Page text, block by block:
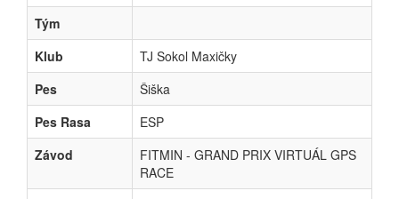
Tým
Klub
TJ Sokol Maxičky
Pes
Šiška
Pes Rasa
ESP
Závod
FITMIN - GRAND PRIX VIRTUÁL GPS
RACE